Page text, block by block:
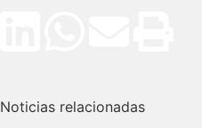
Noticias relacionadas